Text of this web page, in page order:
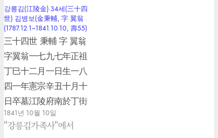
祖安東權以載一六九八
年肅宗戊寅正月十一日
生一七四二年英祖壬戌
十月二十三日卒配杆城
李氏父慶徵祖興周曾祖
晩芳外祖江陵崔百祥一
七二○年肅宗庚子三月二
十日生一七九八年正祖
戊午十一月三日卒墓三
강릉김(江陵金) 34세(三十四
世) 김병보(金秉輔, 字 翼翁
(1787.12.1~1841.10.10, 壽55)
三十四世 秉輔 字 翼翁
字翼翁一七九七年正祖
丁巳十二月一日生一八
四一年憲宗辛丑十月十
日卒墓江陵府南於丁街
丁坐配昌寧曺氏父錫憲
祖維振一七九五年正祖
1841년 10월 10일
"강릉김가족사"에서